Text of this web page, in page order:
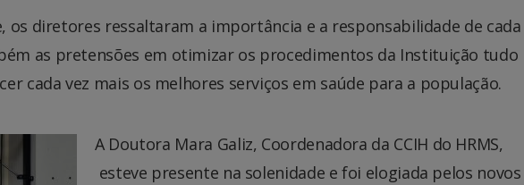
os diretores ressaltaram a importância e a responsabilidade de cada
as pretensões em otimizar os procedimentos da Instituição tudo
cada vez mais os melhores serviços em saúde para a população.
A Doutora Mara Galiz, Coordenadora da CCIH do HRMS,
esteve presente na solenidade e foi elogiada pelos novos